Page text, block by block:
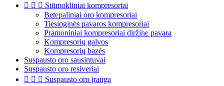
   Stūmokliniai kompresoriai
Betepaliniai oro kompresoriai
Tiesioginės pavaros kompresoriai
Pramoniniai kompresoriai diržine pavara
Kompresorių galvos
Kompresorių bazės
Suspausto oro sausintuvai
Suspausto oro resiveriai
   Suspausto oro įranga